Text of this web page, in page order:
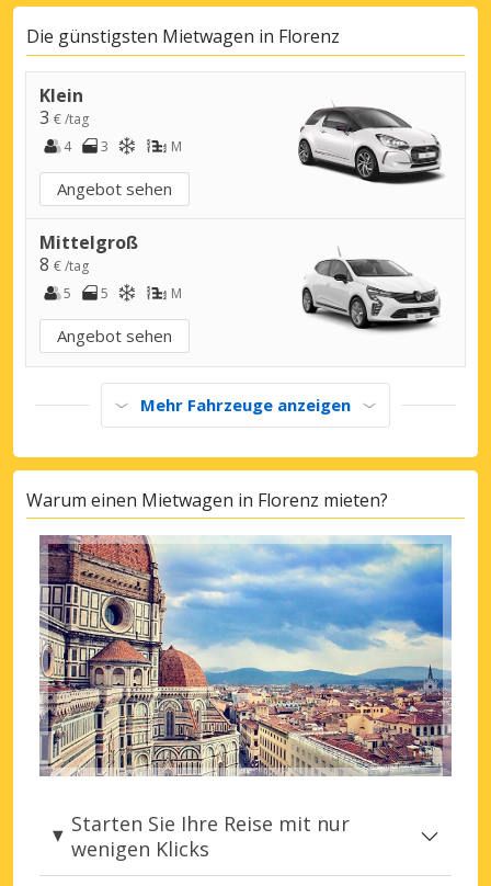
Die günstigsten Mietwagen in Florenz
Klein
3 € /tag
4
3 M
Angebot sehen
Mittelgroß
8 € /tag
5
5 M
Angebot sehen
Mehr Fahrzeuge anzeigen
Warum einen Mietwagen in Florenz mieten?
Starten Sie Ihre Reise mit nur
wenigen Klicks